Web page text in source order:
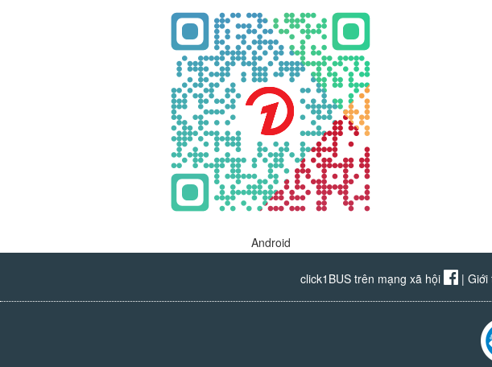
Android
click1BUS trên mạng xã hội | Giới